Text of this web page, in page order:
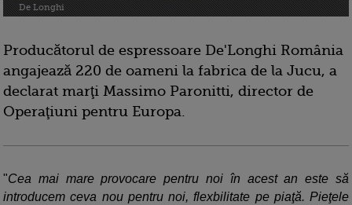
De Longhi
Producătorul de espressoare De'Longhi România
angajează 220 de oameni la fabrica de la Jucu, a
declarat marţi Massimo Paronitti, director de
Operaţiuni pentru Europa.
"Cea mai mare provocare pentru noi în acest an este să
introducem ceva nou pentru noi, flexbilitate pe piaţă. Pieţele